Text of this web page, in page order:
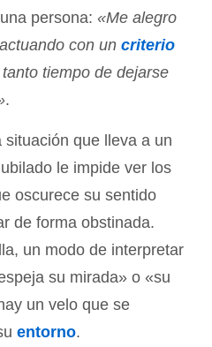
persona: «Me alegro
con un criterio
tiempo de dejarse
.
que lleva a un
le impide ver los
oscurece su sentido
de forma obstinada.
un modo de interpretar
su mirada» o «su
un velo que se
entorno.